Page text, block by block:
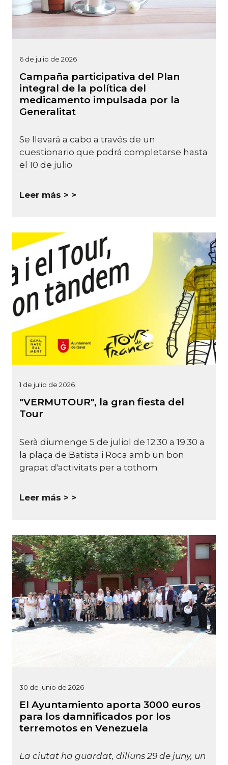
6 de julio de 2026
Campaña participativa del Plan
integral de la política del
medicamento impulsada por la
Generalitat
Se llevará a cabo a través de un
cuestionario que podrá completarse hasta
el 10 de julio
Leer más >
1 de julio de 2026
"VERMUTOUR", la gran fiesta del
Tour
Serà diumenge 5 de juliol de 12.30 a 19.30 a
la plaça de Batista i Roca amb un bon
grapat d'activitats per a tothom
Leer más >
30 de junio de 2026
El Ayuntamiento aporta 3000 euros
para los damnificados por los
terremotos en Venezuela
La ciutat ha guardat, dilluns 29 de juny, un